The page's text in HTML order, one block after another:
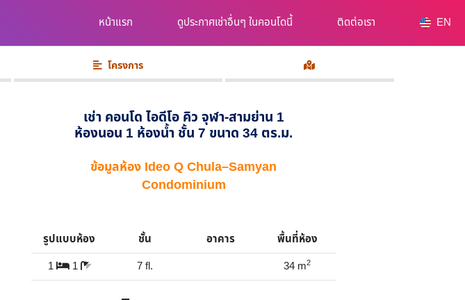
หน้าแรก ดูประกาศเช่าอื่นๆ ในคอนโดนี้ ติดต่อเรา EN
โครงการ
เช่า คอนโด ไอดีโอ คิว จุฬา-สามย่าน 1
ห้องนอน 1 ห้องน้ำ ชั้น 7 ขนาด 34 ตร.ม.
ข้อมูลห้อง Ideo Q Chula–Samyan
Condominium
รูปแบบห้อง ชั้น อาคาร
พื้นที่ห้อง
1
1 7 fl. 34 m2